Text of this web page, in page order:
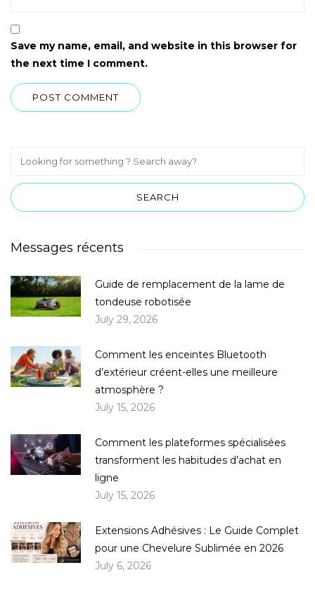
Save my name, email, and website in this browser for
the next time I comment.
Messages récents
Guide de remplacement de la lame de
tondeuse robotisée
July 29, 2026
Comment les enceintes Bluetooth
d’extérieur créent-elles une meilleure
atmosphère ?
July 15, 2026
Comment les plateformes spécialisées
transforment les habitudes d’achat en
ligne
July 15, 2026
Extensions Adhésives : Le Guide Complet
pour une Chevelure Sublimée en 2026
July 6, 2026